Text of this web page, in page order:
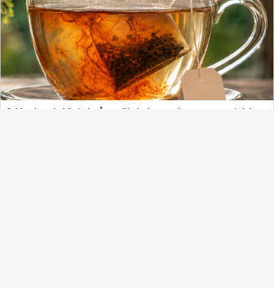
Od louhování čaje k růstu živé chrupavky: matematické